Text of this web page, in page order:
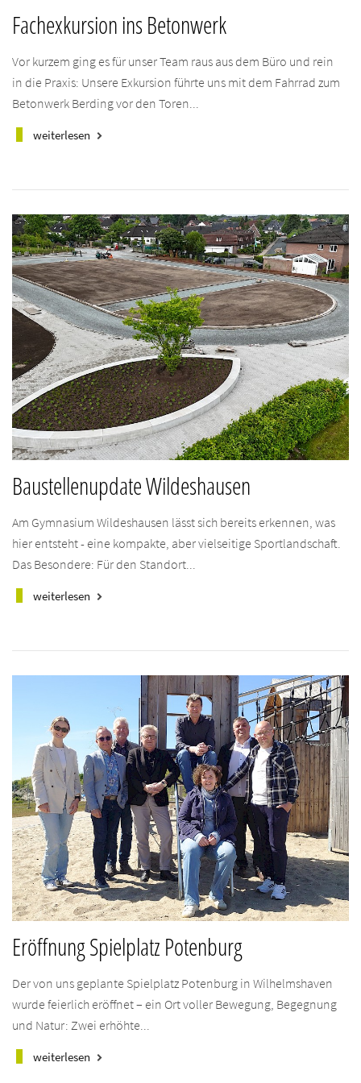
Fachexkursion ins Betonwerk
Vor kurzem ging es für unser Team raus aus dem Büro und rein
in die Praxis: Unsere Exkursion führte uns mit dem Fahrrad zum
Betonwerk Berding vor den Toren...
weiterlesen keyboard_arrow_right
Baustellenupdate Wildeshausen
Am Gymnasium Wildeshausen lässt sich bereits erkennen, was
hier entsteht - eine kompakte, aber vielseitige Sportlandschaft.
Das Besondere: Für den Standort...
weiterlesen keyboard_arrow_right
Eröffnung Spielplatz Potenburg
Der von uns geplante Spielplatz Potenburg in Wilhelmshaven
wurde feierlich eröffnet – ein Ort voller Bewegung, Begegnung
und Natur: Zwei erhöhte...
weiterlesen keyboard_arrow_right